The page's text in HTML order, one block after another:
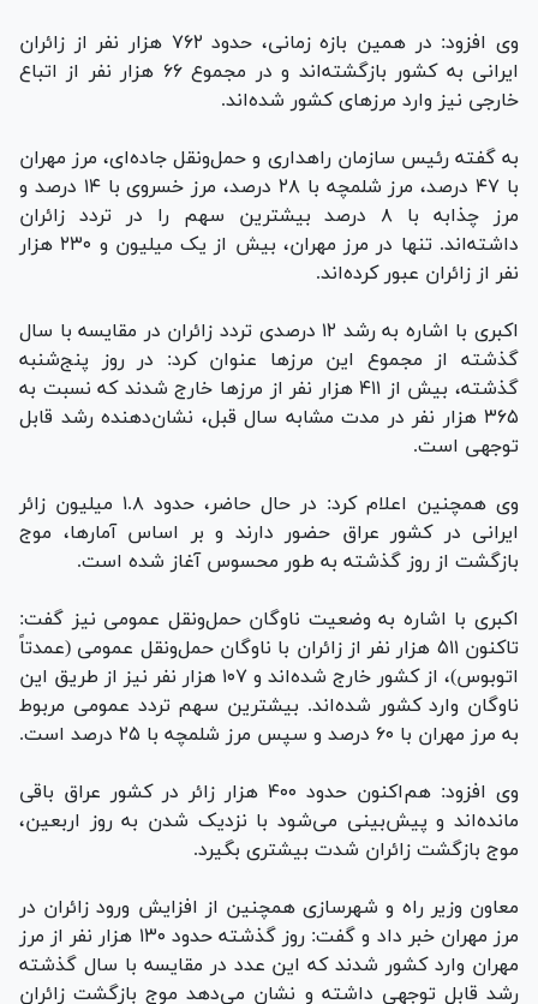
وی افزود: در همین بازه زمانی، حدود ۷۶۲ هزار نفر از زائران
ایرانی به کشور بازگشته‌اند و در مجموع ۶۶ هزار نفر از اتباع
خارجی نیز وارد مرز‌های کشور شده‌اند.
به گفته رئیس سازمان راهداری و حمل‌ونقل جاده‌ای، مرز مهران
با ۴۷ درصد، مرز شلمچه با ۲۸ درصد، مرز خسروی با ۱۴ درصد و
مرز چذابه با ۸ درصد بیشترین سهم را در تردد زائران
داشته‌اند. تنها در مرز مهران، بیش از یک میلیون و ۲۳۰ هزار
نفر از زائران عبور کرده‌اند.
اکبری با اشاره به رشد ۱۲ درصدی تردد زائران در مقایسه با سال
گذشته از مجموع این مرز‌ها عنوان کرد: در روز پنج‌شنبه
گذشته، بیش از ۴۱۱ هزار نفر از مرز‌ها خارج شدند که نسبت به
۳۶۵ هزار نفر در مدت مشابه سال قبل، نشان‌دهنده رشد قابل
توجهی است.
وی همچنین اعلام کرد: در حال حاضر، حدود ۱.۸ میلیون زائر
ایرانی در کشور عراق حضور دارند و بر اساس آمارها، موج
بازگشت از روز گذشته به طور محسوس آغاز شده است.
اکبری با اشاره به وضعیت ناوگان حمل‌ونقل عمومی نیز گفت:
تاکنون ۵۱۱ هزار نفر از زائران با ناوگان حمل‌ونقل عمومی (عمدتاً
اتوبوس)، از کشور خارج شده‌اند و ۱۰۷ هزار نفر نیز از طریق این
ناوگان وارد کشور شده‌اند. بیشترین سهم تردد عمومی مربوط
به مرز مهران با ۶۰ درصد و سپس مرز شلمچه با ۲۵ درصد است.
وی افزود: هم‌اکنون حدود ۴۰۰ هزار زائر در کشور عراق باقی
مانده‌اند و پیش‌بینی می‌شود با نزدیک شدن به روز اربعین،
موج بازگشت زائران شدت بیشتری بگیرد.
معاون وزیر راه و شهرسازی همچنین از افزایش ورود زائران در
مرز مهران خبر داد و گفت: روز گذشته حدود ۱۳۰ هزار نفر از مرز
مهران وارد کشور شدند که این عدد در مقایسه با سال گذشته
رشد قابل توجهی داشته و نشان می‌دهد موج بازگشت زائران